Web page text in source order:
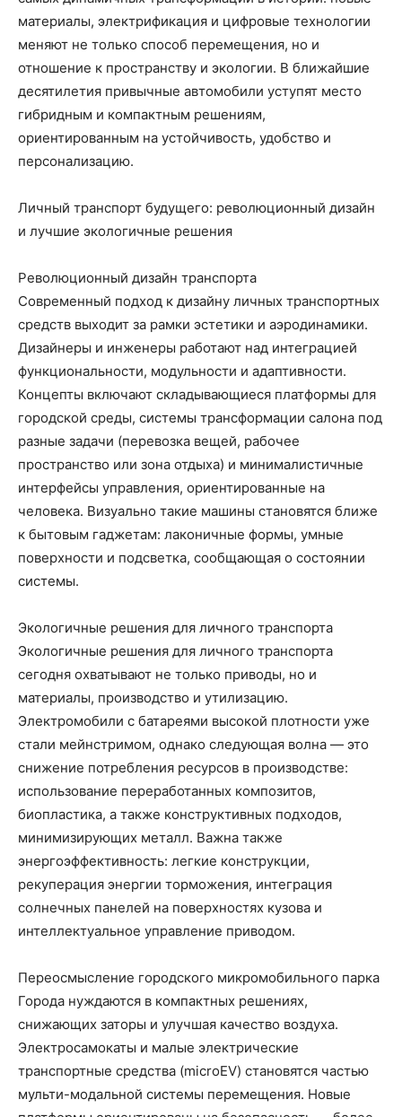
материалы, электрификация и цифровые технологии
меняют не только способ перемещения, но и
отношение к пространству и экологии. В ближайшие
десятилетия привычные автомобили уступят место
гибридным и компактным решениям,
ориентированным на устойчивость, удобство и
персонализацию.
Личный транспорт будущего: революционный дизайн
и лучшие экологичные решения
Революционный дизайн транспорта
Современный подход к дизайну личных транспортных
средств выходит за рамки эстетики и аэродинамики.
Дизайнеры и инженеры работают над интеграцией
функциональности, модульности и адаптивности.
Концепты включают складывающиеся платформы для
городской среды, системы трансформации салона под
разные задачи (перевозка вещей, рабочее
пространство или зона отдыха) и минималистичные
интерфейсы управления, ориентированные на
человека. Визуально такие машины становятся ближе
к бытовым гаджетам: лаконичные формы, умные
поверхности и подсветка, сообщающая о состоянии
системы.
Экологичные решения для личного транспорта
Экологичные решения для личного транспорта
сегодня охватывают не только приводы, но и
материалы, производство и утилизацию.
Электромобили с батареями высокой плотности уже
стали мейнстримом, однако следующая волна — это
снижение потребления ресурсов в производстве:
использование переработанных композитов,
биопластика, а также конструктивных подходов,
минимизирующих металл. Важна также
энергоэффективность: легкие конструкции,
рекуперация энергии торможения, интеграция
солнечных панелей на поверхностях кузова и
интеллектуальное управление приводом.
Переосмысление городского микромобильного парка
Города нуждаются в компактных решениях,
снижающих заторы и улучшая качество воздуха.
Электросамокаты и малые электрические
транспортные средства (microEV) становятся частью
мульти-модальной системы перемещения. Новые